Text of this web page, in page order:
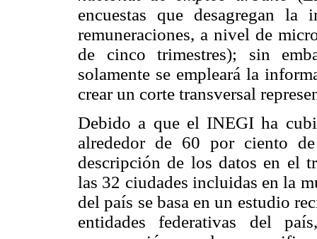
encuestas que desagregan
remuneraciones, a nivel de
de cinco trimestres); sin
solamente se empleará la
crear un corte transversal
Debido a que el INEGI ha
alrededor de 60 por ciento
descripción de los datos en el
las 32 ciudades incluidas en la
del país se basa en un estudio
entidades federativas del